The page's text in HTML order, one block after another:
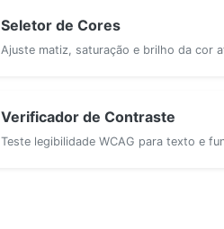
Seletor de Cores
Ajuste matiz, saturação e brilho da cor
Verificador de Contraste
Teste legibilidade WCAG para texto e